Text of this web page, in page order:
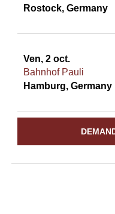
Rostock, Germany
Ven, 2 oct.
Bahnhof Pauli
Hamburg, Germany